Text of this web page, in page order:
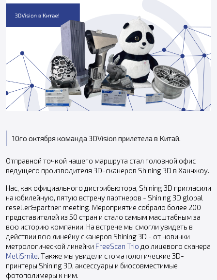
10го октября команда 3DVision прилетела в Китай.
Отправной точкой нашего маршрута стал головной офис
ведущего производителя 3D-сканеров Shining 3D в Ханчжоу.
Нас, как официального дистрибьютора, Shining 3D пригласили
на юбилейную, пятую встречу партнеров - Shining 3D global
reseller&partner meeting. Мероприятие собрало более 200
представителей из 50 стран и стало самым масштабным за
всю историю компании. На встрече мы смогли увидеть в
действии всю линейку сканеров Shining 3D - от новинки
метрологической линейки FreeScan Trio до лицевого сканера
MetiSmile . Также мы увидели стоматологические 3D-
принтеры Shining 3D, аксессуары и биосовместимые
фотополимеры к ним.